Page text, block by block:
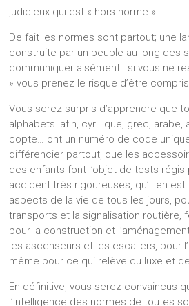
judicieux qui est « hors norme ».
De fait les normes sont partout; une
construite par un peuple au long des
communiquer aisément : si vous ne
» vous prenez le risque d’être
Vous serez surpris d’apprendre que
alphabets latin, cyrillique, grec, arabe,
copte… ont un numéro de code
différencier partout, que les
des enfants font l’objet de tests régis
accident très rigoureuses, qu’il en
aspects de la vie de tous les jours,
transports et la signalisation routière,
pour la construction et
les ascenseurs et les escaliers, pour
même pour ce qui relève du luxe et
En définitive, vous serez convaincus
l’intelligence des normes de toutes